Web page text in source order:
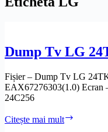
Dump Tv LG
Fișier – Dump Tv LG
EAX67276303(1.0) Ecran
24C256
Citește mai mult